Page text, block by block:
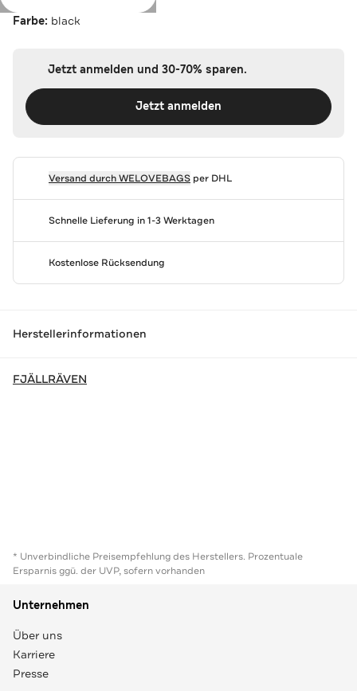
Farbe: black
Jetzt anmelden und 30-70% sparen.
Jetzt anmelden
Versand durchWELOVEBAGSper DHL
Schnelle Lieferung in 1-3 Werktagen
Kostenlose Rücksendung
Herstellerinformationen
FJÄLLRÄVEN
* Unverbindliche Preisempfehlung des Herstellers. Prozentuale
Ersparnis ggü. der UVP, sofern vorhanden
Unternehmen
Über uns
Karriere
Presse